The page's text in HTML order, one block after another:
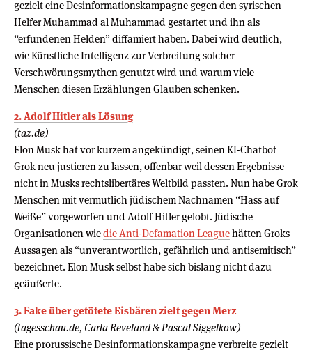
gezielt eine Desinformationskampagne gegen den syrischen
Helfer Muhammad al Muhammad gestartet und ihn als
“erfundenen Helden” diffamiert haben. Dabei wird deutlich,
wie Künstliche Intelligenz zur Verbreitung solcher
Verschwörungsmythen genutzt wird und warum viele
Menschen diesen Erzählungen Glauben schenken.
2. Adolf Hitler als Lösung
(taz.de)
Elon Musk hat vor kurzem angekündigt, seinen KI-Chatbot
Grok neu justieren zu lassen, offenbar weil dessen Ergebnisse
nicht in Musks rechtslibertäres Weltbild passten. Nun habe Grok
Menschen mit vermutlich jüdischem Nachnamen “Hass auf
Weiße” vorgeworfen und Adolf Hitler gelobt. Jüdische
Organisationen wiedie Anti-Defamation Leaguehätten Groks
Aussagen als “unverantwortlich, gefährlich und antisemitisch”
bezeichnet. Elon Musk selbst habe sich bislang nicht dazu
geäußerte.
3. Fake über getötete Eisbären zielt gegen Merz
(tagesschau.de, Carla Reveland & Pascal Siggelkow)
Eine prorussische Desinformationskampagne verbreite gezielt